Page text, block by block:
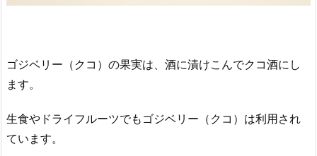
ゴジベリー（クコ）の果実は、酒に漬けこんでクコ酒にし
ます。
生食やドライフルーツでもゴジベリー（クコ）は利用され
ています。